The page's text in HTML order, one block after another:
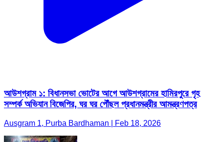
আউশগ্রাম ১: বিধানসভা ভোটের আগে আউশগ্রামের হামিরপুরে গৃহ
সম্পর্ক অভিযান বিজেপির, ঘর ঘর পৌঁছল প্রধানমন্ত্রীর আমন্ত্রণপত্র
Ausgram 1, Purba Bardhaman | Feb 18, 2026